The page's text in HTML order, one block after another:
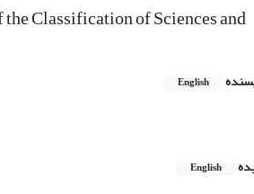
Classification of Sciences and
English
English